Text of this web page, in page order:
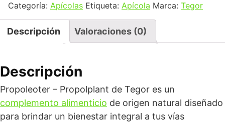
Categoría: Apícolas Etiqueta: Apícola Marca: Tegor
Descripción Valoraciones (0)
Descripción
Propoleoter – Propolplant de Tegor es un
complemento alimenticio de origen natural diseñado
para brindar un bienestar integral a tus vías